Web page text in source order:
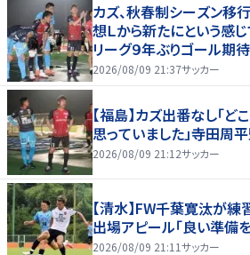
カズ、秋春制シーズン移
想Ｌから新たにという感
リーグ９年ぶりゴール期待
2026/08/09 21:37サッカー
【福島】カズ出番なし「
思っていました」寺田周
2026/08/09 21:12サッカー
【清水】FW千葉寛汰が
出場アピール「良い準備
2026/08/09 21:11サッカー